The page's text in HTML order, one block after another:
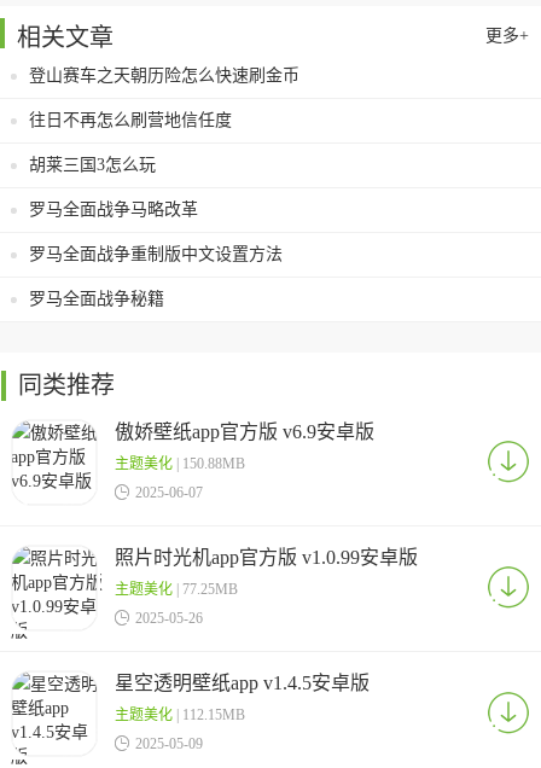
相关文章 更多+
登山赛车之天朝历险怎么快速刷金币
往日不再怎么刷营地信任度
胡莱三国3怎么玩
罗马全面战争马略改革
罗马全面战争重制版中文设置方法
罗马全面战争秘籍
同类推荐
傲娇壁纸app官方版 v6.9安卓版
主题美化| 150.88MB
 2025-06-07
照片时光机app官方版 v1.0.99安卓版
主题美化| 77.25MB
 2025-05-26
星空透明壁纸app v1.4.5安卓版
主题美化| 112.15MB
 2025-05-09